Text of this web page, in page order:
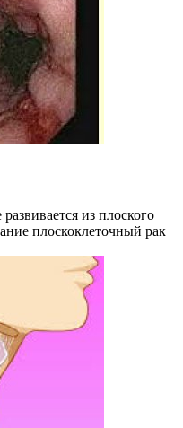
из плоского
плоскоклеточный рак